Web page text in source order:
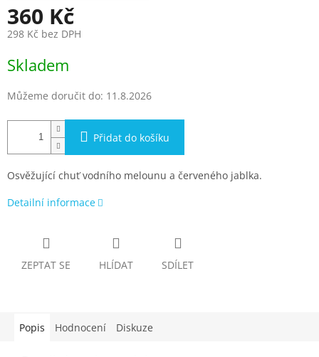
360 Kč
298 Kč bez DPH
cena:
Skladem
Můžeme doručit do: 11.8.2026
Přidat do košíku
Osvěžující chuť vodního melounu a červeného jablka.
Detailní informace
ZEPTAT SE HLÍDAT SDÍLET
Popis Hodnocení Diskuze